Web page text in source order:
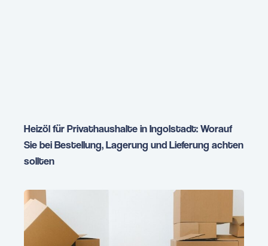
Heizöl für Privathaushalte in Ingolstadt: Worauf
Sie bei Bestellung, Lagerung und Lieferung achten
sollten